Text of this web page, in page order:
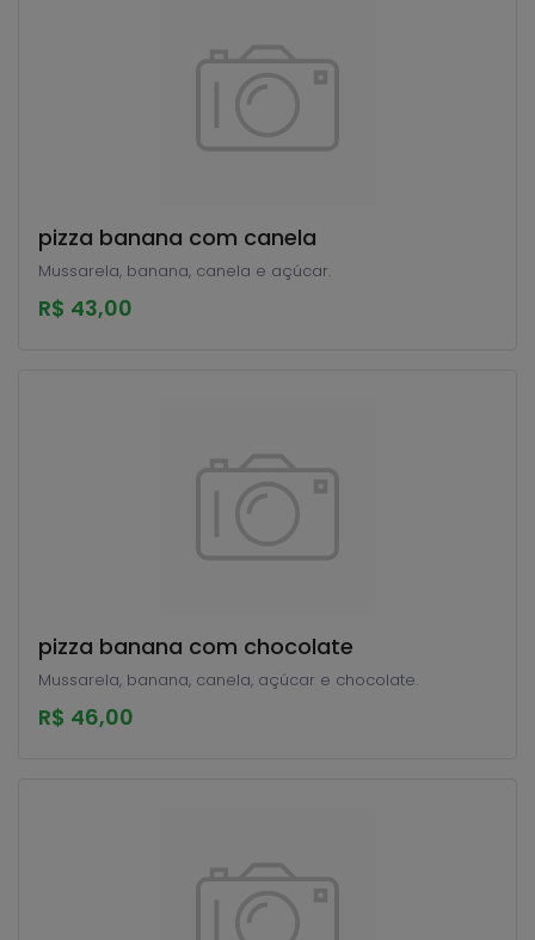
pizza banana com canela
Mussarela, banana, canela e açúcar.
R$ 43,00
pizza banana com chocolate
Mussarela, banana, canela, açúcar e chocolate.
R$ 46,00